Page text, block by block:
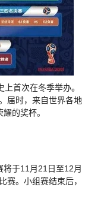
首次在冬季举办。
届时，来自世界各地
的奖杯。
于11月21日至12月
赛。小组赛结束后，